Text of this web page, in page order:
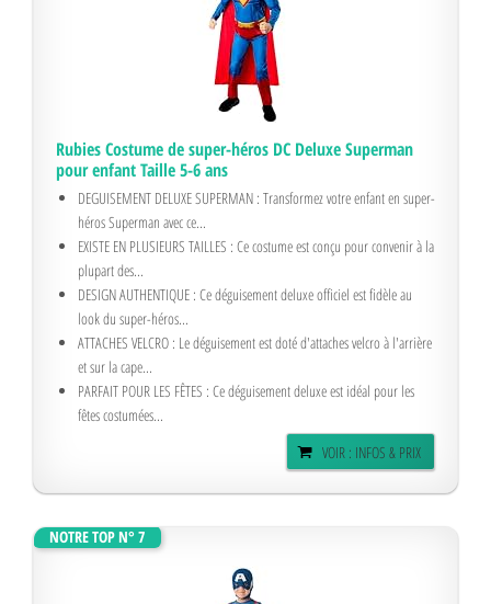
Rubies Costume de super-héros DC Deluxe Superman
pour enfant Taille 5-6 ans
DEGUISEMENT DELUXE SUPERMAN : Transformez votre enfant en super-
héros Superman avec ce...
EXISTE EN PLUSIEURS TAILLES : Ce costume est conçu pour convenir à la
plupart des...
DESIGN AUTHENTIQUE : Ce déguisement deluxe officiel est fidèle au
look du super-héros...
ATTACHES VELCRO : Le déguisement est doté d'attaches velcro à l'arrière
et sur la cape...
PARFAIT POUR LES FÊTES : Ce déguisement deluxe est idéal pour les
fêtes costumées...
VOIR : INFOS & PRIX
NOTRE TOP N° 7